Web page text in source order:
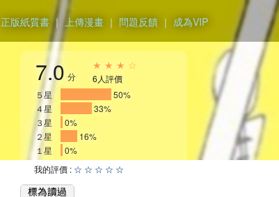
正版紙質書 ｜上傳漫畫 ｜ 問題反饋 ｜ 成為VIP
7.0 分
★ ★ ★ ☆
6人評價
５星
50%
４星
33%
３星
0%
２星
16%
１星
0%
我的評價 : ☆ ☆ ☆ ☆ ☆